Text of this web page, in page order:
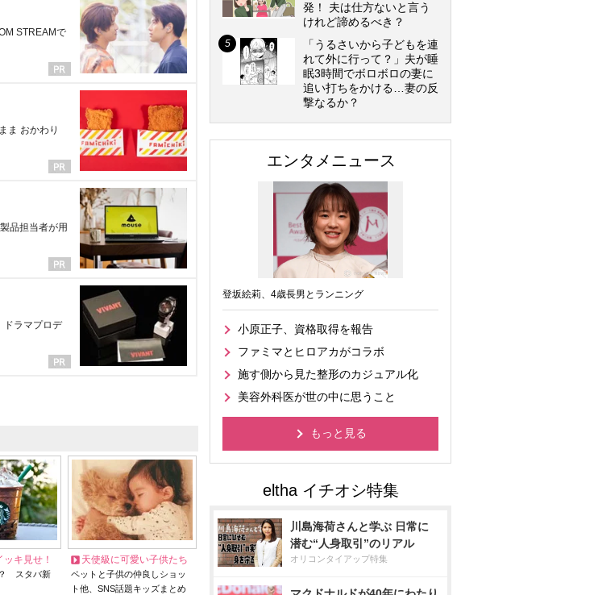
STREAMで
ま おかわり
品担当者が用
ドラマプロデ
キ見せ！
スタバ新
天使級に可愛い子供たち
ペットと子供の仲良しショッ
ト他、SNS話題キッズまとめ
発！ 夫は仕方ないと言う
けれど諦めるべき？
「うるさいから子どもを連
れて外に行って？」夫が睡
眠3時間でボロボロの妻に
追い打ちをかける…妻の反
撃なるか？
エンタメニュース
登坂絵莉、4歳長男とランニング
小原正子、資格取得を報告
ファミマとヒロアカがコラボ
施す側から見た整形のカジュアル化
美容外科医が世の中に思うこと
もっと見る
川島海荷さんと学ぶ 日常に
潜む“人身取引”のリアル
オリコンタイアップ特集